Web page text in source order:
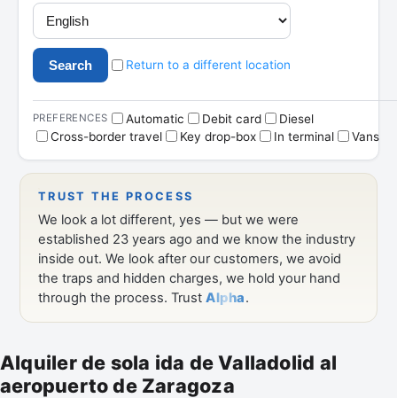
Alquiler de sola ida de Valladolid al
aeropuerto de Zaragoza